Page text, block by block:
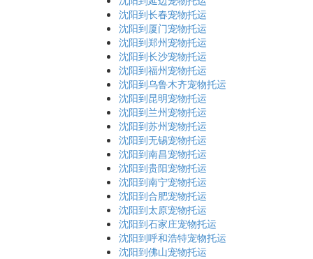
沈阳到长春宠物托运
沈阳到厦门宠物托运
沈阳到郑州宠物托运
沈阳到长沙宠物托运
沈阳到福州宠物托运
沈阳到乌鲁木齐宠物托运
沈阳到昆明宠物托运
沈阳到兰州宠物托运
沈阳到苏州宠物托运
沈阳到无锡宠物托运
沈阳到南昌宠物托运
沈阳到贵阳宠物托运
沈阳到南宁宠物托运
沈阳到合肥宠物托运
沈阳到太原宠物托运
沈阳到石家庄宠物托运
沈阳到呼和浩特宠物托运
沈阳到佛山宠物托运